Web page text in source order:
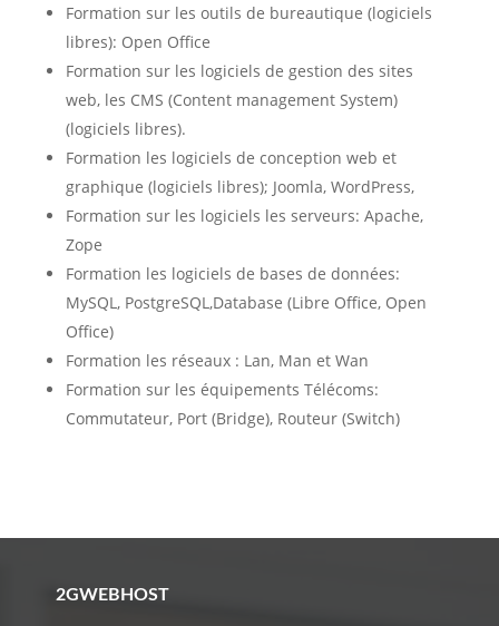
Formation sur les outils de bureautique (logiciels
libres): Open Office
Formation sur les logiciels de gestion des sites
web, les CMS (Content management System)
(logiciels libres).
Formation les logiciels de conception web et
graphique (logiciels libres); Joomla, WordPress,
Formation sur les logiciels les serveurs: Apache,
Zope
Formation les logiciels de bases de données:
MySQL, PostgreSQL,Database (Libre Office, Open
Office)
Formation les réseaux : Lan, Man et Wan
Formation sur les équipements Télécoms:
Commutateur, Port (Bridge), Routeur (Switch)
2GWEBHOST